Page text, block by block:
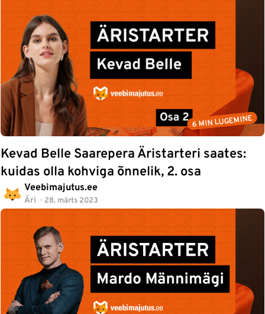
6 MIN LUGEMINE
Kevad Belle Saarepera Äristarteri saates:
kuidas olla kohviga õnnelik, 2. osa
Veebimajutus.ee
Äri 28. märts 2023